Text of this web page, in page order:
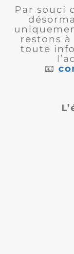
Par souci
restons
toute
📧